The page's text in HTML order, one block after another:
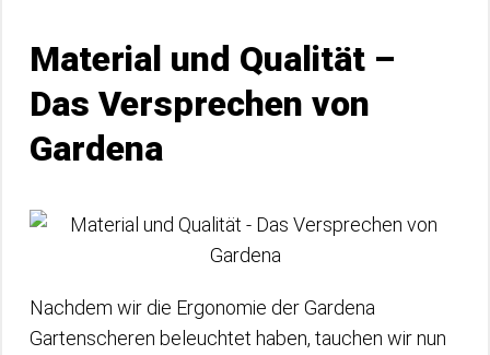
Material und Qualität –
Das Versprechen von
Gardena
Nachdem wir die Ergonomie der Gardena
Gartenscheren beleuchtet haben, tauchen wir nun